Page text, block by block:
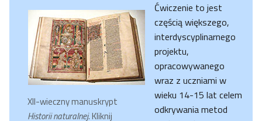
XII-wieczny manuskrypt
Historii naturalnej. Kliknij
Ćwiczenie to jest
częścią większego,
interdyscyplinarnego
projektu,
opracowywanego
wraz z uczniami w
wieku 14-15 lat celem
odkrywania metod